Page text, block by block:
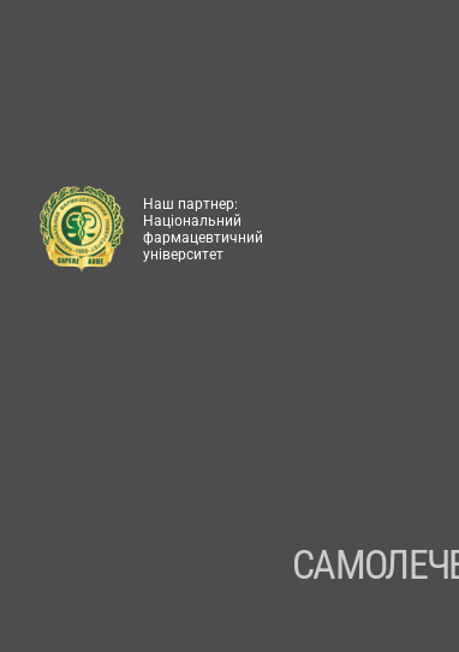
Наш партнер:
Національний
фармацевтичний
університет